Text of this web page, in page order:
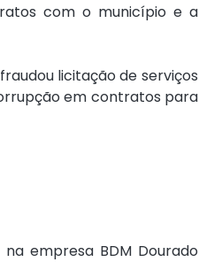
com o município e a
licitação de serviços
em contratos para
empresa BDM Dourado